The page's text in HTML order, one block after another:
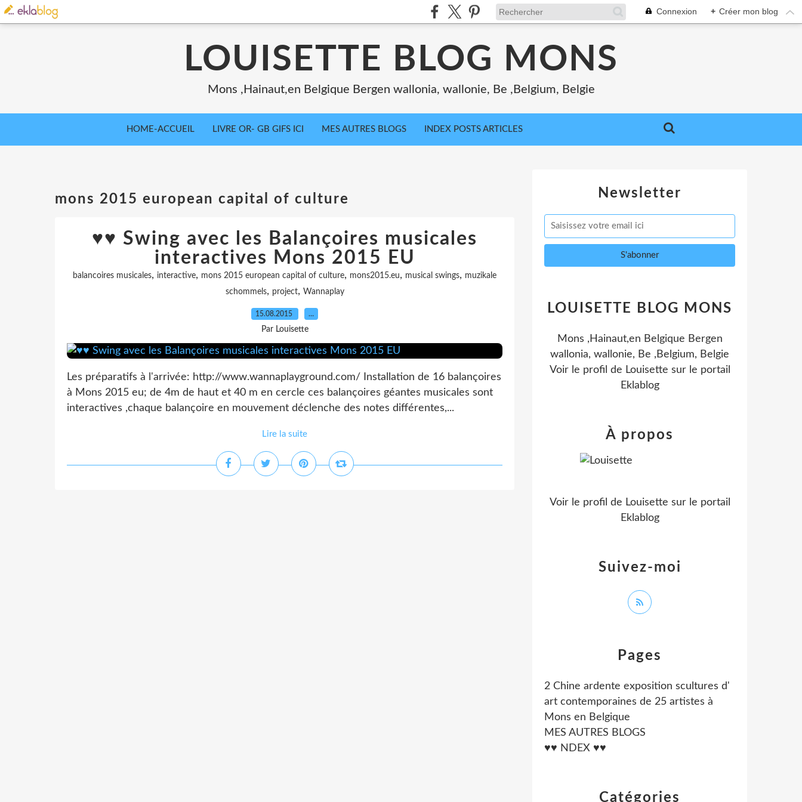
Connexion + Créer mon blog
LOUISETTE BLOG MONS
Mons ,Hainaut,en Belgique Bergen wallonia, wallonie, Be ,Belgium, Belgie
HOME-ACCUEIL LIVRE OR- GB GIFS ICI MES AUTRES BLOGS INDEX POSTS ARTICLES
mons 2015 european capital of culture
♥♥ Swing avec les Balançoires musicales
interactives Mons 2015 EU
balancoires musicales, interactive, mons 2015 european capital of culture, mons2015.eu, musical swings, muzikale
schommels, project, Wannaplay
15.08.2015 …
Par Louisette
Les préparatifs à l'arrivée: http://www.wannaplayground.com/ Installation de 16 balançoires
à Mons 2015 eu; de 4m de haut et 40 m en cercle ces balançoires géantes musicales sont
interactives ,chaque balançoire en mouvement déclenche des notes différentes,...
Lire la suite
Newsletter
Catégories
Pages
2 Chine ardente exposition scultures d'
art contemporaines de 25 artistes à
Mons en Belgique
MES AUTRES BLOGS
♥♥ NDEX ♥♥
LOUISETTE BLOG MONS
Mons ,Hainaut,en Belgique Bergen
wallonia, wallonie, Be ,Belgium, Belgie
Voir le profil de Louisette sur le portail
Eklablog
Suivez-moi
À propos
Voir le profil de Louisette sur le portail
Eklablog